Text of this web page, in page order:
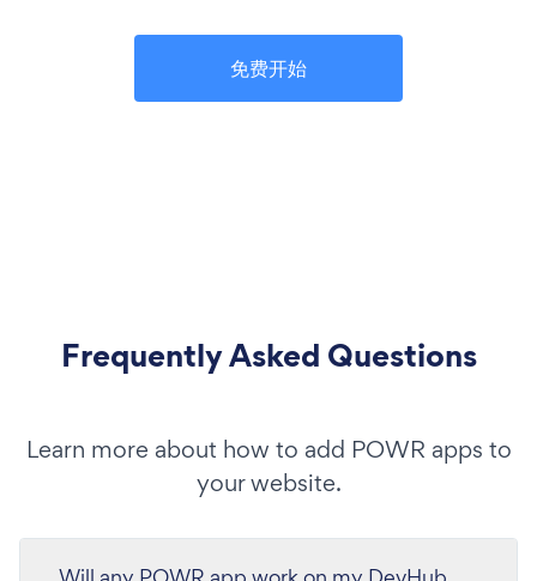
免费开始
Frequently Asked Questions
Learn more about how to add POWR apps to
your website.